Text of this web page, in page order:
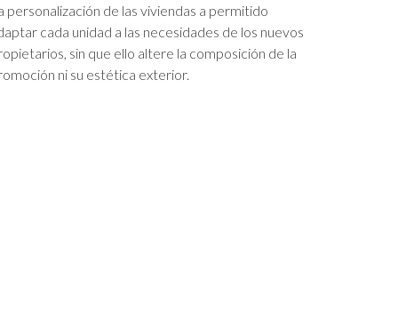
personalización de las viviendas a permitido
cada unidad a las necesidades de los nuevos
sin que ello altere la composición de la
ni su estética exterior.